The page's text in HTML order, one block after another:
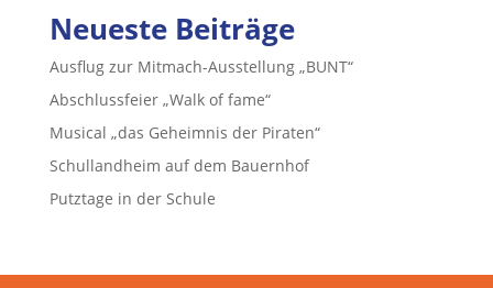
Neueste Beiträge
Ausflug zur Mitmach-Ausstellung „BUNT“
Abschlussfeier „Walk of fame“
Musical „das Geheimnis der Piraten“
Schullandheim auf dem Bauernhof
Putztage in der Schule